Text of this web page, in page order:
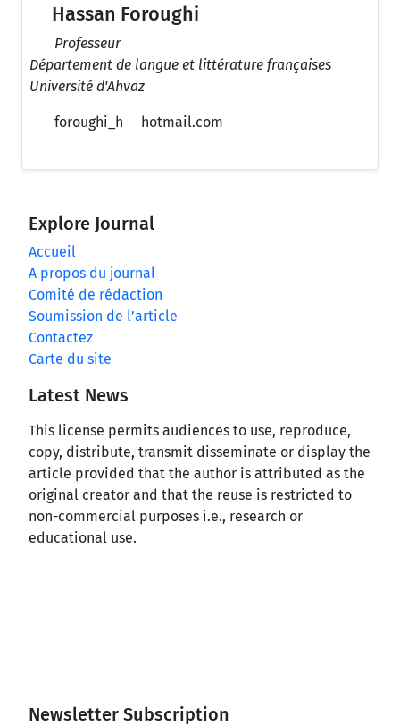
Hassan Foroughi
Professeur
Département de langue et littérature françaises
Université d'Ahvaz
foroughi_h hotmail.com
Explore Journal
Accueil
A propos du journal
Comité de rédaction
Soumission de l’article
Contactez
Carte du site
Latest News
This license permits audiences to use, reproduce,
copy, distribute, transmit disseminate or display the
article provided that the author is attributed as the
original creator and that the reuse is restricted to
non-commercial purposes i.e., research or
educational use.
Newsletter Subscription